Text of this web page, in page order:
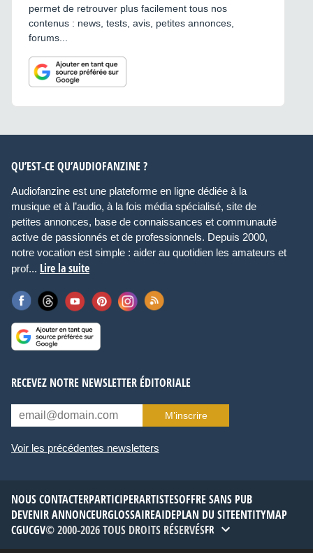
permet de retrouver plus facilement tous nos
contenus : news, tests, avis, petites annonces,
forums...
QU’EST-CE QU’AUDIOFANZINE ?
Audiofanzine est une plateforme en ligne dédiée à la
musique et à l’audio, à la fois média spécialisé, site de
petites annonces, base de connaissances et communauté
active de passionnés et de professionnels. Depuis 2000,
notre vocation est simple : aider au quotidien les amateurs et
prof... Lire la suite
RECEVEZ NOTRE NEWSLETTER ÉDITORIALE
M’inscrire
Voir les précédentes newsletters
NOUS CONTACTERPARTICIPERARTISTESOFFRE SANS PUB
DEVENIR ANNONCEURGLOSSAIREAIDEPLAN DU SITEENTITYMAP
CGUCGV© 2000-2026 TOUS DROITS RÉSERVÉSFR